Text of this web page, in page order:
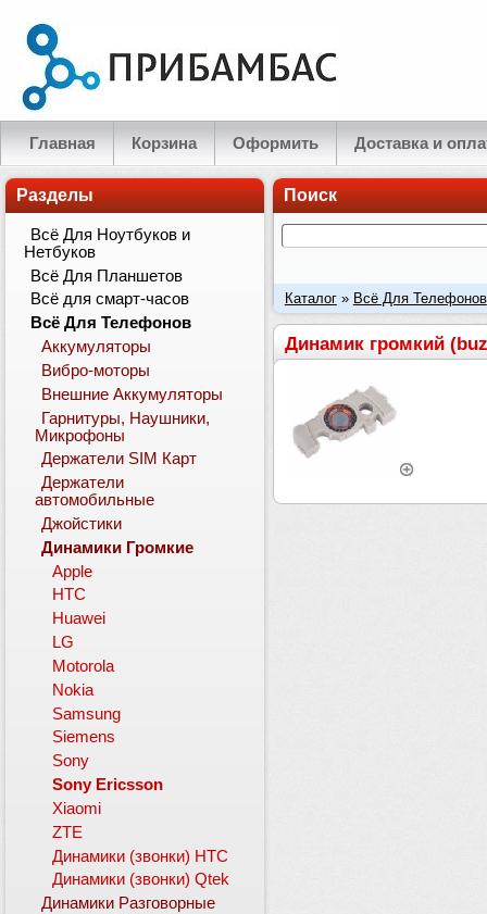
Главная Корзина Оформить Доставка и
Поиск
Каталог» Всё Для Телефонов
Z530
Динамик громкий
Разделы
Всё Для Ноутбуков и
Нетбуков
Всё Для Планшетов
Всё для смарт-часов
Всё Для Телефонов
Аккумуляторы
Вибро-моторы
Внешние Аккумуляторы
Гарнитуры, Наушники,
Микрофоны
Держатели SIM Карт
Держатели
автомобильные
Джойстики
Динамики Громкие
Apple
HTC
Huawei
LG
Motorola
Nokia
Samsung
Siemens
Sony
Sony Ericsson
Xiaomi
ZTE
Динамики (звонки) HTC
Динамики (звонки) Qtek
Динамики Разговорные